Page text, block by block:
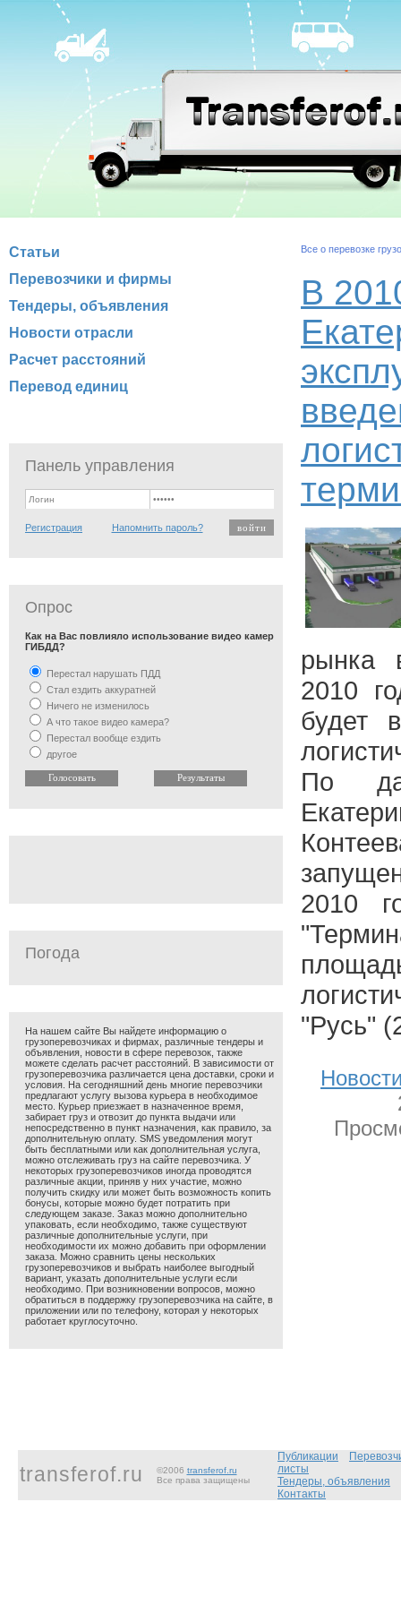
Статьи
Перевозчики и фирмы
Тендеры, объявления
Новости отрасли
Расчет расстояний
Перевод единиц
Панель управления
Регистрация Напомнить пароль?
Опрос
Как на Вас повлияло использование видео камер
ГИБДД?
Перестал нарушать ПДД
Стал ездить аккуратней
Ничего не изменилось
А что такое видео камера?
Перестал вообще ездить
другое
Погода
На нашем сайте Вы найдете информацию о
грузоперевозчиках и фирмах, различные тендеры и
объявления, новости в сфере перевозок, также
можете сделать расчет расстояний. В зависимости от
грузоперевозчика различается цена доставки, сроки и
условия. На сегодняшний день многие перевозчики
предлагают услугу вызова курьера в необходимое
место. Курьер приезжает в назначенное время,
забирает груз и отвозит до пункта выдачи или
непосредственно в пункт назначения, как правило, за
дополнительную оплату. SMS уведомления могут
быть бесплатными или как дополнительная услуга,
можно отслеживать груз на сайте перевозчика. У
некоторых грузоперевозчиков иногда проводятся
различные акции, приняв у них участие, можно
получить скидку или может быть возможность копить
бонусы, которые можно будет потратить при
следующем заказе. Заказ можно дополнительно
упаковать, если необходимо, также существуют
различные дополнительные услуги, при
необходимости их можно добавить при оформлении
заказа. Можно сравнить цены нескольких
грузоперевозчиков и выбрать наиболее выгодный
вариант, указать дополнительные услуги если
необходимо. При возникновении вопросов, можно
обратиться в поддержку грузоперевозчика на сайте, в
приложении или по телефону, которая у некоторых
работает круглосуточно.
Все о перевозке
В
рынка
2010
будет
По
2010
"Русь"
transferof.ru ©2006 transferof.ru
Все права защищены
Публикации
листы
Тендеры, объявления
Контакты